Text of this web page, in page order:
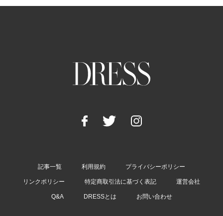
記事一覧 利用規約 プライバシーポリシー
リンクポリシー 特定商取引法に基づく表記 運営会社
Q&A DRESSとは お問い合わせ